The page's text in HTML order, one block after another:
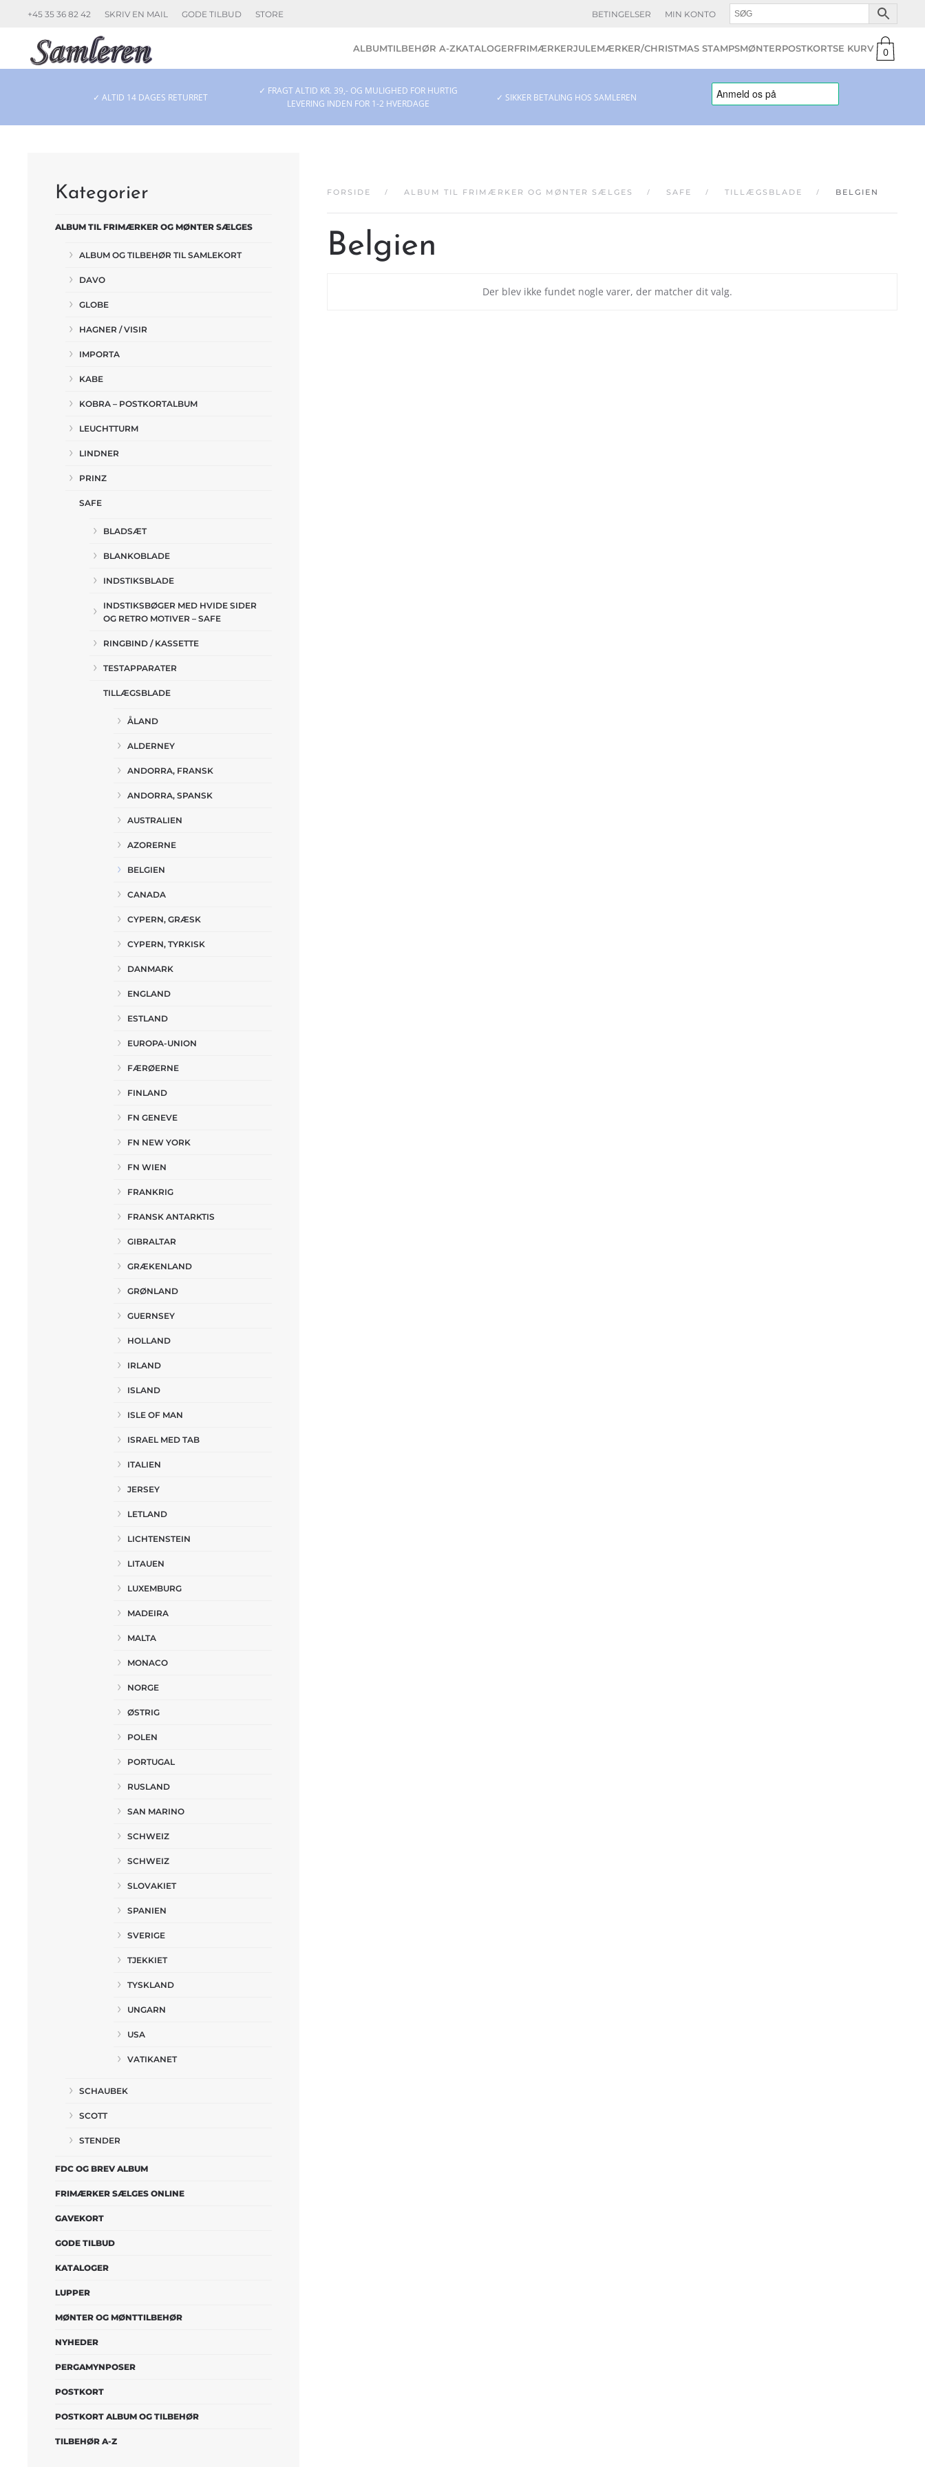
Skip to main content
+45 35 36 82 42 SKRIV EN MAIL GODE TILBUD STORE BETINGELSER MIN KONTO
ALBUMTILBEHØR A-ZKATALOGERFRIMÆRKERJULEMÆRKER/CHRISTMAS STAMPSMØNTERPOSTKORT 0
✓ ALTID 14 DAGES RETURRET
✓ FRAGT ALTID KR. 39,- OG MULIGHED FOR HURTIG
LEVERING INDEN FOR 1-2 HVERDAGE
✓ SIKKER BETALING HOS SAMLEREN
Kategorier
ALBUM TIL FRIMÆRKER OG MØNTER SÆLGES
ALBUM OG TILBEHØR TIL SAMLEKORT
DAVO
GLOBE
HAGNER / VISIR
IMPORTA
KABE
KOBRA – POSTKORTALBUM
LEUCHTTURM
LINDNER
PRINZ
SAFE
BLADSÆT
BLANKOBLADE
INDSTIKSBLADE
INDSTIKSBØGER MED HVIDE SIDER
OG RETRO MOTIVER – SAFE
RINGBIND / KASSETTE
TESTAPPARATER
TILLÆGSBLADE
ÅLAND
ALDERNEY
ANDORRA, FRANSK
ANDORRA, SPANSK
AUSTRALIEN
AZORERNE
BELGIEN
CANADA
CYPERN, GRÆSK
CYPERN, TYRKISK
DANMARK
ENGLAND
ESTLAND
EUROPA-UNION
FÆRØERNE
FINLAND
FN GENEVE
FN NEW YORK
FN WIEN
FRANKRIG
FRANSK ANTARKTIS
GIBRALTAR
GRÆKENLAND
GRØNLAND
GUERNSEY
HOLLAND
IRLAND
ISLAND
ISLE OF MAN
ISRAEL MED TAB
ITALIEN
JERSEY
LETLAND
LICHTENSTEIN
LITAUEN
LUXEMBURG
MADEIRA
MALTA
MONACO
NORGE
ØSTRIG
POLEN
PORTUGAL
RUSLAND
SAN MARINO
SCHWEIZ
SCHWEIZ
SLOVAKIET
SPANIEN
SVERIGE
TJEKKIET
TYSKLAND
UNGARN
USA
VATIKANET
SCHAUBEK
SCOTT
STENDER
FDC OG BREV ALBUM
FRIMÆRKER SÆLGES ONLINE
GAVEKORT
GODE TILBUD
KATALOGER
LUPPER
MØNTER OG MØNTTILBEHØR
NYHEDER
PERGAMYNPOSER
POSTKORT
POSTKORT ALBUM OG TILBEHØR
TILBEHØR A-Z
FORSIDE ALBUM TIL FRIMÆRKER OG MØNTER SÆLGES SAFE TILLÆGSBLADE BELGIEN
Belgien
Der blev ikke fundet nogle varer, der matcher dit valg.